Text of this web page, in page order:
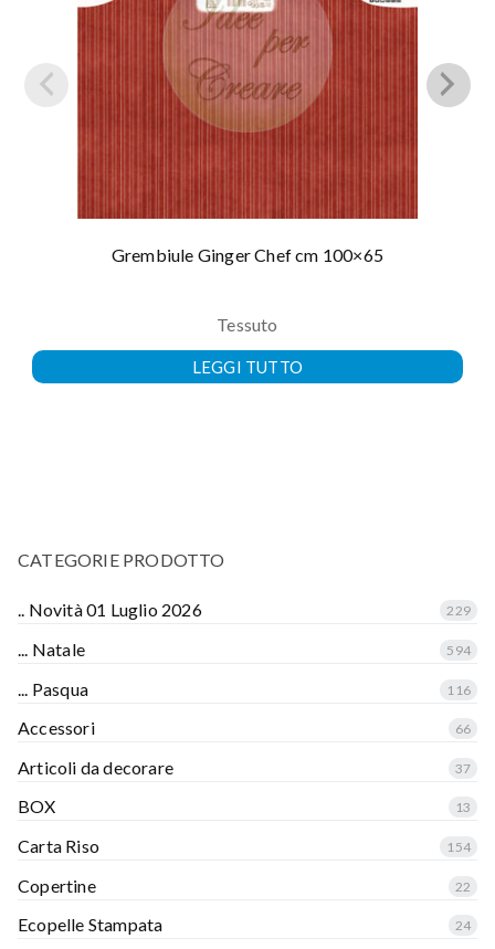
Grembiule Ginger Chef cm 100×65
Tessuto
LEGGI TUTTO
CATEGORIE PRODOTTO
.. Novità 01 Luglio 2026 229
... Natale 594
... Pasqua 116
Accessori 66
Articoli da decorare 37
BOX 13
Carta Riso 154
Copertine 22
Ecopelle Stampata 24